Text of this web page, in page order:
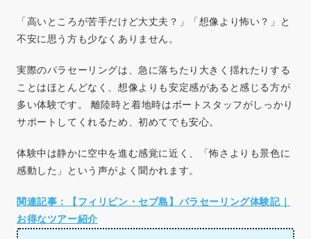
「高いところが苦手だけど大丈夫？」「想像より怖い？」と
不安に思う方も少なくありません。
実際のパラセーリングは、急に落ちたり大きく揺れたりする
ことはほとんどなく、想像よりも安定感があると感じる方が
多い体験です。 離陸時と着地時はボートスタッフがしっかり
サポートしてくれるため、初めてでも安心。
体験中は静かに空中を進む感覚に近く、「怖さよりも景色に
感動した」という声がよく聞かれます。
関連記事：【フィリピン・セブ島】パラセーリング体験記｜
お得なツアー紹介